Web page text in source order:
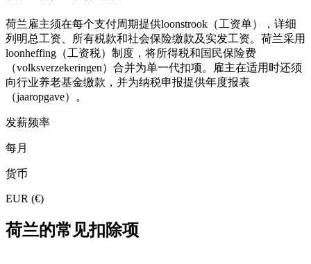
荷兰雇主须在每个支付周期提供loonstrook（工资单），详细
列明总工资、所有税款和社会保险缴款及实发工资。荷兰采用
loonheffing（工资税）制度，将所得税和国民保险费
（volksverzekeringen）合并为单一代扣项。雇主在适用时还须
向行业养老基金缴款，并为纳税申报提供年度报表
（jaaropgave）。
发薪频率
每月
货币
EUR (€)
荷兰的常见扣除项